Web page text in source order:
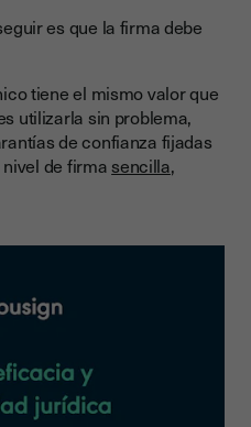
es que la firma debe
tiene el mismo valor que
utilizarla sin problema,
de confianza fijadas
de firma sencilla,